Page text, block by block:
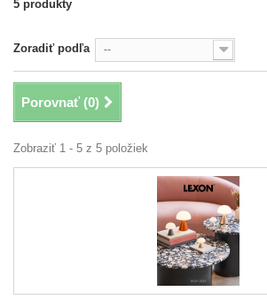
5 produkty
Zoradiť podľa --
Porovnať (0)
Zobraziť 1 - 5 z 5 položiek